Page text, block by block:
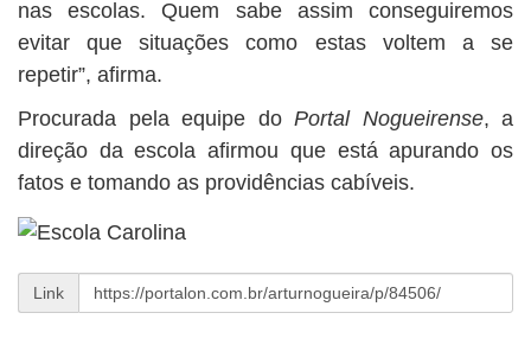
nas escolas. Quem sabe assim conseguiremos
evitar que situações como estas voltem a se
repetir”, afirma.
Procurada pela equipe do Portal Nogueirense, a
direção da escola afirmou que está apurando os
fatos e tomando as providências cabíveis.
Link